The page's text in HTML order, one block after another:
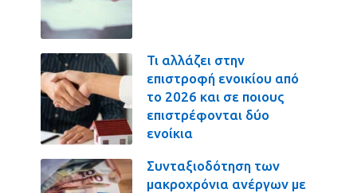
Τι αλλάζει στην
επιστροφή ενοικίου από
το 2026 και σε ποιους
επιστρέφονται δύο
ενοίκια
Συνταξιοδότηση των
μακροχρόνια ανέργων με